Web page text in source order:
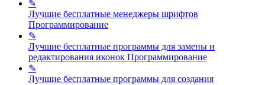
✎
Лучшие бесплатные менеджеры шрифтов
Программирование
✎
Лучшие бесплатные программы для замены и
редактирования иконок Программирование
✎
Лучшие бесплатные программы для создания